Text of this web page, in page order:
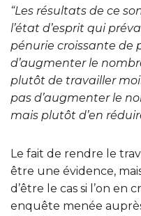
“Les résultats de ce
l’état d’esprit qui
pénurie croissante de
d’augmenter le
plutôt de travailler
pas d’augmenter le
mais plutôt d’en
Le fait de rendre le
être une évidence,
d’être le cas si l’on en
enquête menée